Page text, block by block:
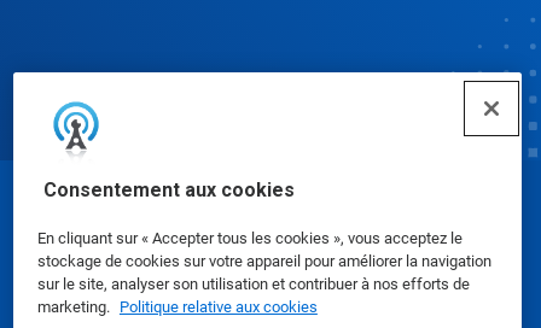
Consentement aux cookies
En cliquant sur « Accepter tous les cookies », vous acceptez le
stockage de cookies sur votre appareil pour améliorer la navigation
sur le site, analyser son utilisation et contribuer à nos efforts de
marketing. Politique relative aux cookies
Fiches de données de sécurité|Politique de
confidentialité|conditions d'utilisation